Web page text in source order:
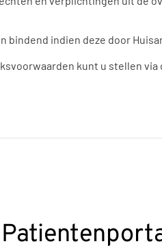
indien deze door
kunt u stellen via